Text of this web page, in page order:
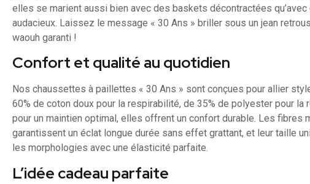
elles se marient aussi bien avec des baskets décontractées
audacieux. Laissez le message « 30 Ans » briller sous un jean
waouh garanti !
Confort et qualité au quotidien
Nos chaussettes à paillettes « 30 Ans » sont conçues pour allier
60% de coton doux pour la respirabilité, de 35% de polyester pour la
pour un maintien optimal, elles offrent un confort durable. Les fibres
garantissent un éclat longue durée sans effet grattant, et leur taille
les morphologies avec une élasticité parfaite.
L’idée cadeau parfaite